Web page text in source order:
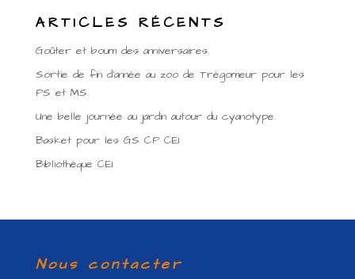
ARTICLES RÉCENTS
Goûter et boum des anniversaires.
Sortie de fin d’année au zoo de Trégomeur pour les
PS et MS.
Une belle journée au jardin autour du cyanotype.
Basket pour les GS CP CE1
Bibliothèque CE1
Nous contacter